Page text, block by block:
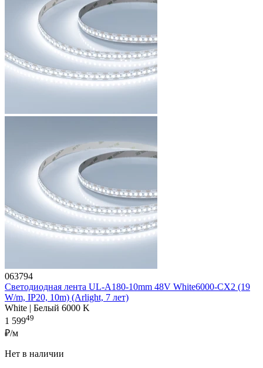
063794
Светодиодная лента UL-A180-10mm 48V White6000-CX2 (19
W/m, IP20, 10m) (Arlight, 7 лет)
White | Белый 6000 K
1 59949
₽/м
Нет в наличии